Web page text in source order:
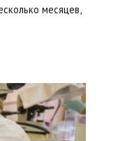
месяцев,